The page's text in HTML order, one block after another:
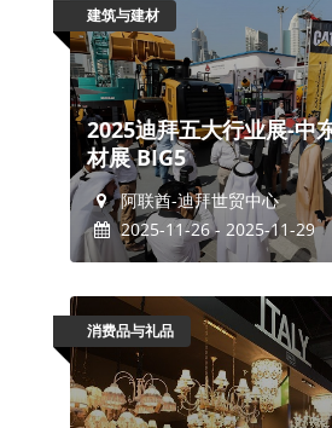
建筑与建材
2025迪拜五大行业展-中
材展 BIG5
阿联酋-迪拜世贸中心
2025-11-26 - 2025-11-29
消费品与礼品